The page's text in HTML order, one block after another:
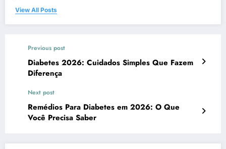
View All Posts
Previous post
Diabetes 2026: Cuidados Simples Que Fazem
Diferença
Next post
Remédios Para Diabetes em 2026: O Que
Você Precisa Saber